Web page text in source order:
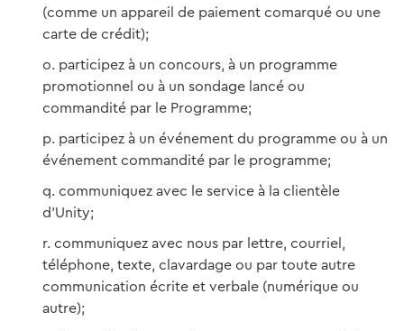
(comme un appareil de paiement comarqué ou une
carte de crédit);
participez à un concours, à un programme
promotionnel ou à un sondage lancé ou
commandité par le Programme;
participez à un événement du programme ou à un
événement commandité par le programme;
communiquez avec le service à la clientèle
d’Unity;
communiquez avec nous par lettre, courriel,
téléphone, texte, clavardage ou par toute autre
communication écrite et verbale (numérique ou
autre);